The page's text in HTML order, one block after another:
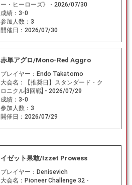
ー・ヒーローズ》 - 2026/07/30
成績： 3-0
参加人数： 3
開催日： 2026/07/30
赤単アグロ/Mono-Red Aggro
プレイヤー： Endo Takatomo
大会名：
【推奨日】スタンダード・ク
ロニクル[3回戦] - 2026/07/29
成績： 3-0
参加人数： 3
開催日： 2026/07/29
イゼット果敢/Izzet Prowess
プレイヤー： Denisevich
大会名： Pioneer Challenge 32 -